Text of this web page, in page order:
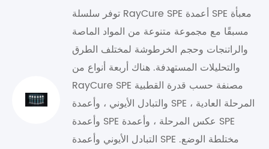
توفر سلسلة RayCure SPE أعمدة SPE معبأة
مسبقًا مع مجموعة متنوعة من المواد الماصة
والراتنجات وحجم الخرطوشة لمختلف الطرق
والتحليلات المستهدفة. هناك أربعة أنواع من
RayCure SPE مصنفة حسب قدرة القطبية
والتبادل الأيوني ، وأعمدة SPE المرحلة العادية ،
وأعمدة SPE عكس المرحلة ، وأعمدة SPE
التبادل الأيوني وأعمدة SPE مختلطة الوضع.